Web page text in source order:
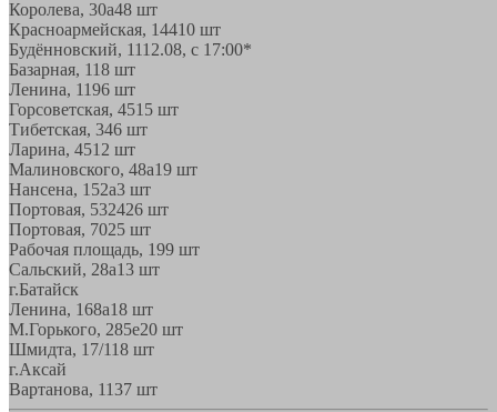
Королева, 30а48 шт
Красноармейская, 14410 шт
Будённовский, 1112.08, с 17:00*
Базарная, 118 шт
Ленина, 1196 шт
Горсоветская, 4515 шт
Тибетская, 346 шт
Ларина, 4512 шт
Малиновского, 48а19 шт
Нансена, 152а3 шт
Портовая, 532426 шт
Портовая, 7025 шт
Рабочая площадь, 199 шт
Сальский, 28a13 шт
г.Батайск
Ленина, 168а18 шт
М.Горького, 285е20 шт
Шмидта, 17/118 шт
г.Аксай
Вартанова, 1137 шт